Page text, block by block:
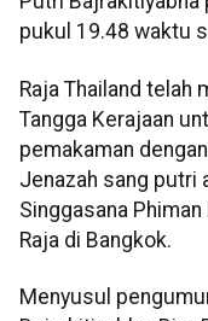
pukul 19.48 waktu
Raja Thailand telah
Tangga Kerajaan
pemakaman
Jenazah sang putri
Singgasana
Raja di Bangkok.
Menyusul